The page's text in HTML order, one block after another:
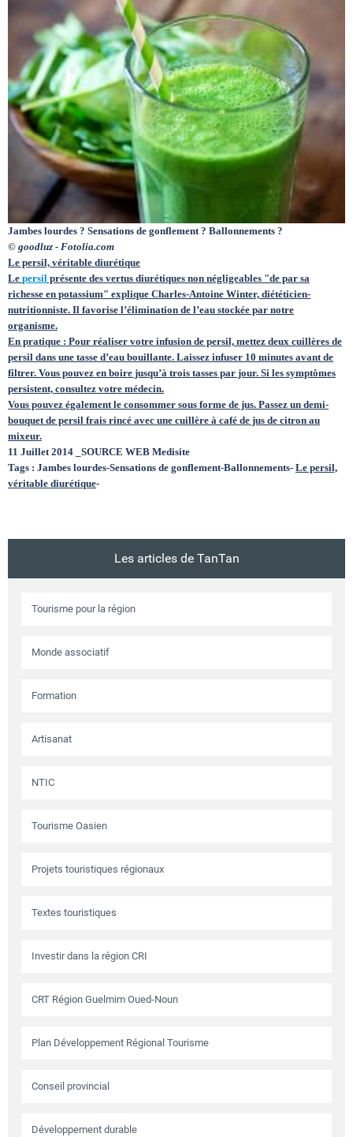
Circuits touristiques
Tourisme
Régions
Hotels
Evenements
Contact
Jambes lourdes ? Sensations de gonflement ? Ballonnements ?
© goodluz - Fotolia.com
Le persil, véritable diurétique
Le persil présente des vertus diurétiques non négligeables "de par sa
richesse en potassium" explique Charles-Antoine Winter, diététicien-
nutritionniste. Il favorise l’élimination de l’eau stockée par notre
organisme.
En pratique : Pour réaliser votre infusion de persil, mettez deux cuillères de
persil dans une tasse d’eau bouillante. Laissez infuser 10 minutes avant de
filtrer. Vous pouvez en boire jusqu’à trois tasses par jour. Si les symptômes
persistent, consultez votre médecin.
Vous pouvez également le consommer sous forme de jus. Passez un demi-
bouquet de persil frais rincé avec une cuillère à café de jus de citron au
mixeur.
11 Juillet 2014 _SOURCE WEB Medisite
Tags : Jambes lourdes-Sensations de gonflement-Ballonnements- Le persil,
véritable diurétique-
Les articles de TanTan
Tourisme pour la région
Monde associatif
Formation
Artisanat
NTIC
Tourisme Oasien
Projets touristiques régionaux
Textes touristiques
Investir dans la région CRI
CRT Région Guelmim Oued-Noun
Plan Développement Régional Tourisme
Conseil provincial
Développement durable